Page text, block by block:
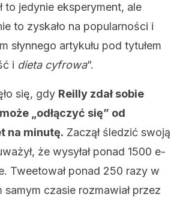
to jedynie eksperyment, ale
to zyskało na popularności i
słynnego artykułu pod tytułem
i dieta cyfrowa”.
się, gdy Reilly zdał sobie
„odłączyć się” od
na minutę. Zaczął śledzić swoją
że wysyłał ponad 1500 e-
Tweetował ponad 250 razy w
samym czasie rozmawiał przez